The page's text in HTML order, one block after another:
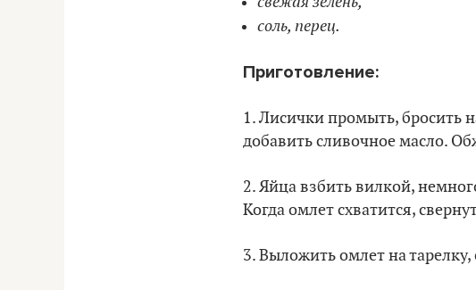
соль, перец.
Приготовление:
1. Лисички промыть, бросить
добавить сливочное масло.
2. Яйца взбить вилкой,
Когда омлет схватится,
3. Выложить омлет на